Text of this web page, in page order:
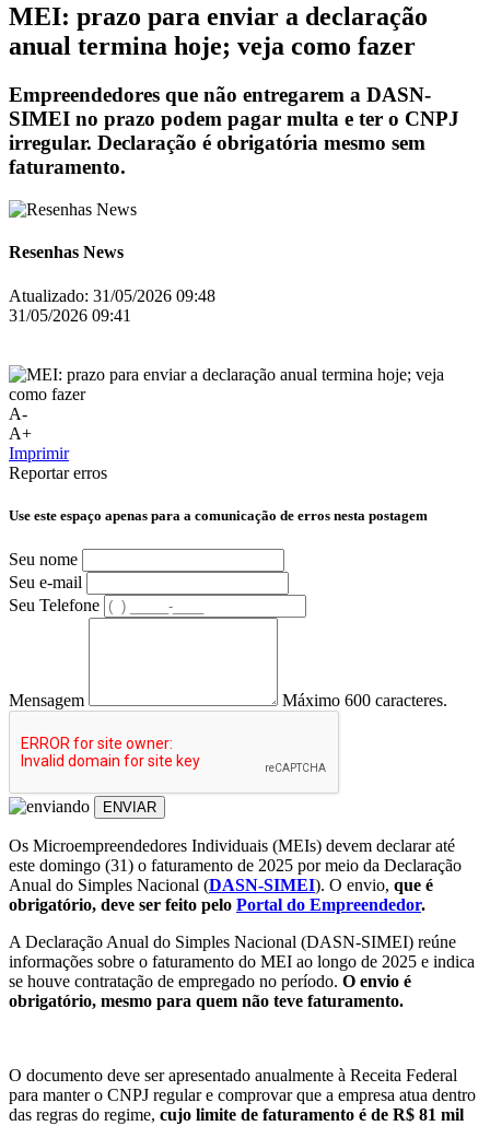
MEI: prazo para enviar a declaração
anual termina hoje; veja como fazer
Empreendedores que não entregarem a DASN-
SIMEI no prazo podem pagar multa e ter o CNPJ
irregular. Declaração é obrigatória mesmo sem
faturamento.
Resenhas News
Atualizado: 31/05/2026 09:48
31/05/2026 09:41
A-
A+
Imprimir
Reportar erros
Use este espaço apenas para a comunicação de erros nesta postagem
Seu nome
Seu e-mail
Seu Telefone
Mensagem Máximo 600 caracteres.
ENVIAR
Os Microempreendedores Individuais (MEIs) devem declarar até
este domingo (31) o faturamento de 2025 por meio da Declaração
Anual do Simples Nacional (DASN-SIMEI). O envio, que é
obrigatório, deve ser feito pelo Portal do Empreendedor.
A Declaração Anual do Simples Nacional (DASN-SIMEI) reúne
informações sobre o faturamento do MEI ao longo de 2025 e indica
se houve contratação de empregado no período. O envio é
obrigatório, mesmo para quem não teve faturamento.
O documento deve ser apresentado anualmente à Receita Federal
para manter o CNPJ regular e comprovar que a empresa atua dentro
das regras do regime, cujo limite de faturamento é de R$ 81 mil